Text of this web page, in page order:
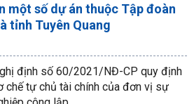
một số dự án thuộc Tập đoàn
tỉnh Tuyên Quang
định số 60/2021/NĐ-CP quy định
chế tự chủ tài chính của đơn vị sự